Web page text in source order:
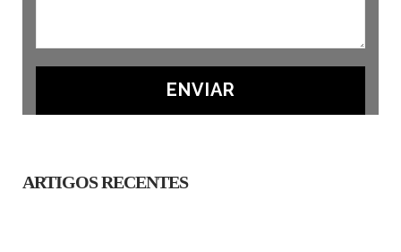
ARTIGOS RECENTES